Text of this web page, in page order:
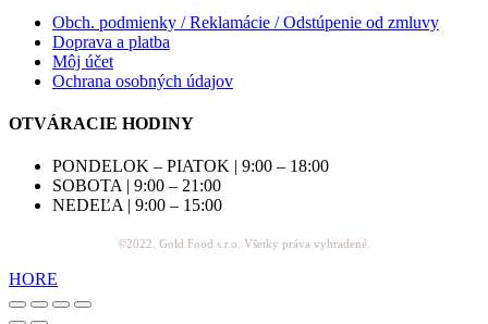
Obch. podmienky / Reklamácie / Odstúpenie od zmluvy
Doprava a platba
Môj účet
Ochrana osobných údajov
OTVÁRACIE HODINY
PONDELOK – PIATOK | 9:00 – 18:00
SOBOTA | 9:00 – 21:00
NEDEĽA | 9:00 – 15:00
©2022. Gold Food s.r.o. Všetky práva vyhradené.
HORE